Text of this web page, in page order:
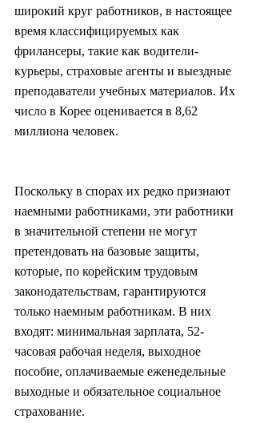
широкий круг работников, в настоящее
время классифицируемых как
фрилансеры, такие как водители-
курьеры, страховые агенты и выездные
преподаватели учебных материалов. Их
число в Корее оценивается в 8,62
миллиона человек.
Поскольку в спорах их редко признают
наемными работниками, эти работники
в значительной степени не могут
претендовать на базовые защиты,
которые, по корейским трудовым
законодательствам, гарантируются
только наемным работникам. В них
входят: минимальная зарплата, 52-
часовая рабочая неделя, выходное
пособие, оплачиваемые еженедельные
выходные и обязательное социальное
страхование.